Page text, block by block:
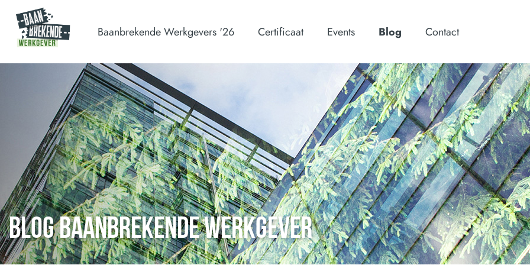
Baanbrekende Werkgevers '26 Certificaat Events Blog Contact
BLOG BAANBREKENDE WERKGEVER